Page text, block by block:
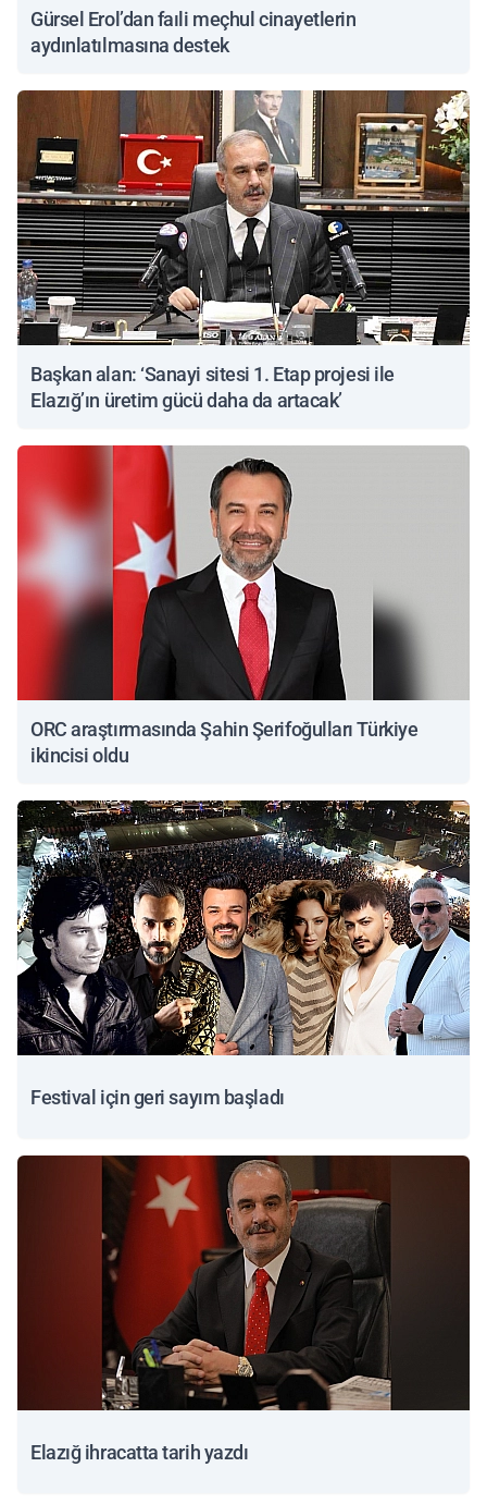
Gürsel Erol’dan faıli meçhul cinayetlerin
aydınlatılmasına destek
Başkan alan: ‘Sanayi sitesi 1. Etap projesi ile
Elazığ’ın üretim gücü daha da artacak’
ORC araştırmasında Şahin Şerifoğulları Türkiye
ikincisi oldu
Festival için geri sayım başladı
Elazığ ihracatta tarih yazdı